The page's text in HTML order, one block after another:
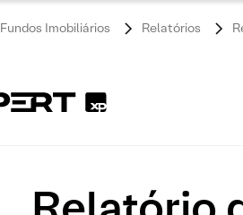
Fundos Imobiliários Relatórios